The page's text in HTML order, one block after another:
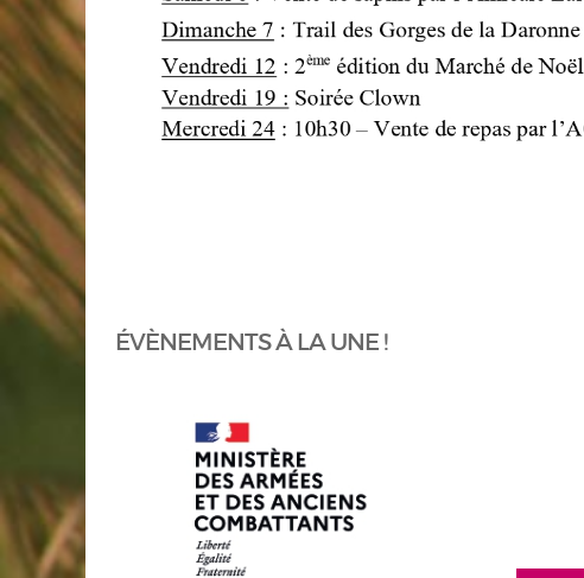
ÉVÈNEMENTS À LA UNE !